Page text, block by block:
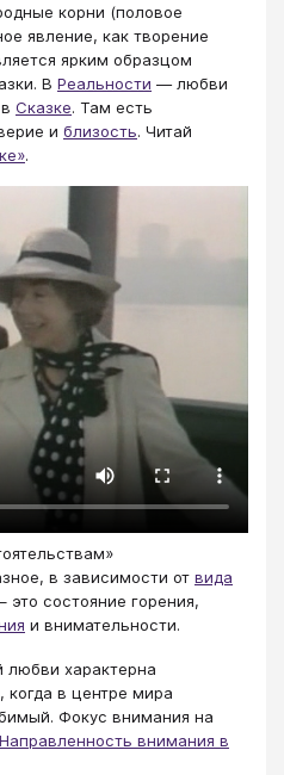
корни (половое
явление, как творение
ярким образцом
В Реальности ― любви
Сказке. Там есть
и близость. Читай
.
в зависимости от вида
состояние горения,
и внимательности.
любви характерна
когда в центре мира
Фокус внимания на
Направленность внимания в